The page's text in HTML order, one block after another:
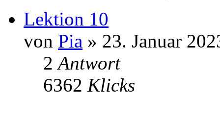
Lektion 10
von Pia » 23. Januar
2Antwort
6362 Klicks